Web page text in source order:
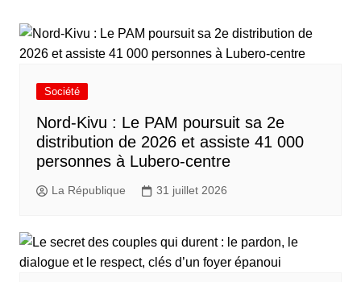
Société
Nord-Kivu : Le PAM poursuit sa 2e
distribution de 2026 et assiste 41 000
personnes à Lubero-centre
La République 31 juillet 2026